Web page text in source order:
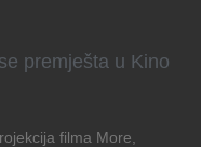
premješta u Kino
filma More,